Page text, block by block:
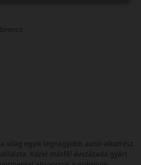
világ egyik legnagyobb autói-alkatrész
Közel másfél évszázada gyárt